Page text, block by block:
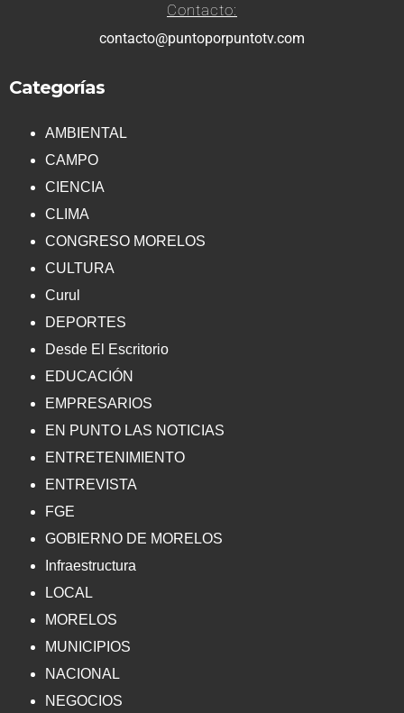
Contacto:
contacto@puntoporpuntotv.com
Categorías
AMBIENTAL
CAMPO
CIENCIA
CLIMA
CONGRESO MORELOS
CULTURA
Curul
DEPORTES
Desde El Escritorio
EDUCACIÓN
EMPRESARIOS
EN PUNTO LAS NOTICIAS
ENTRETENIMIENTO
ENTREVISTA
FGE
GOBIERNO DE MORELOS
Infraestructura
LOCAL
MORELOS
MUNICIPIOS
NACIONAL
NEGOCIOS